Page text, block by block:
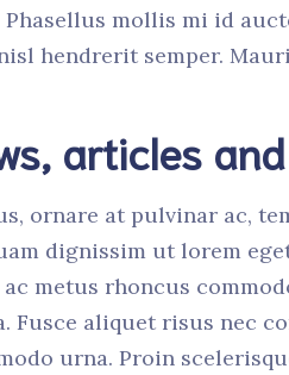
Phasellus mollis mi id
hendrerit semper.
articles
ornare at pulvinar ac,
dignissim ut lorem
metus rhoncus
Fusce aliquet risus nec
urna. Proin